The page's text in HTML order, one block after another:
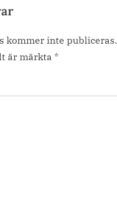
kommer inte publiceras.
är märkta *